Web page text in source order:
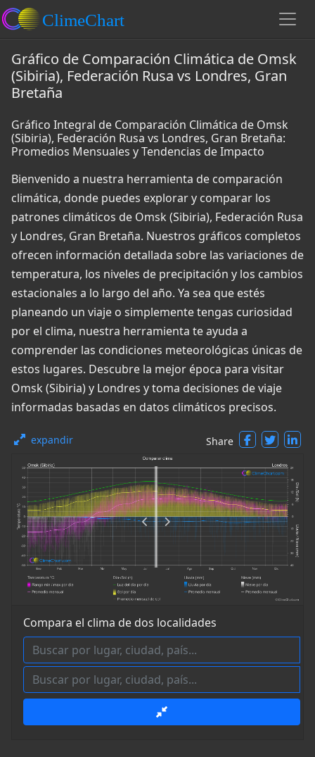
Gráfico de Comparación Climática de Omsk
(Sibiria), Federación Rusa vs Londres, Gran
Bretaña
Gráfico Integral de Comparación Climática de Omsk
(Sibiria), Federación Rusa vs Londres, Gran Bretaña:
Promedios Mensuales y Tendencias de Impacto
Bienvenido a nuestra herramienta de comparación
climática, donde puedes explorar y comparar los
patrones climáticos de Omsk (Sibiria), Federación Rusa
y Londres, Gran Bretaña. Nuestros gráficos completos
ofrecen información detallada sobre las variaciones de
temperatura, los niveles de precipitación y los cambios
estacionales a lo largo del año. Ya sea que estés
planeando un viaje o simplemente tengas curiosidad
por el clima, nuestra herramienta te ayuda a
comprender las condiciones meteorológicas únicas de
estos lugares. Descubre la mejor época para visitar
Omsk (Sibiria) y Londres y toma decisiones de viaje
informadas basadas en datos climáticos precisos.
expandir Share
Compara el clima de dos localidades